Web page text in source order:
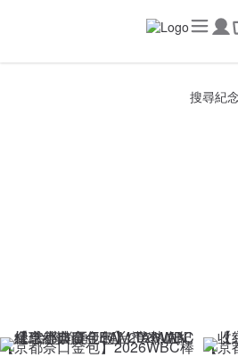
搜尋紀
【京都奈口金包】2026WBC棒 【京